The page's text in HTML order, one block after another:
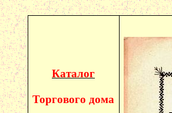
Каталог
Торгового дома